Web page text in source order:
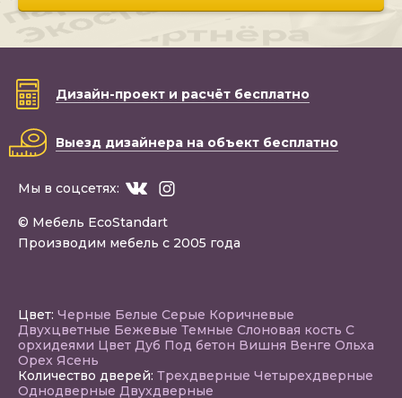
Дизайн-проект и расчёт бесплатно
Выезд дизайнера на объект бесплатно
Мы в соцсетях:
© Мебель EcoStandart
Производим мебель с 2005 года
Цвет: Черные Белые Серые Коричневые
Двухцветные Бежевые Темные Слоновая кость С
орхидеями Цвет Дуб Под бетон Вишня Венге Ольха
Орех Ясень
Количество дверей: Трехдверные Четырехдверные
Однодверные Двухдверные